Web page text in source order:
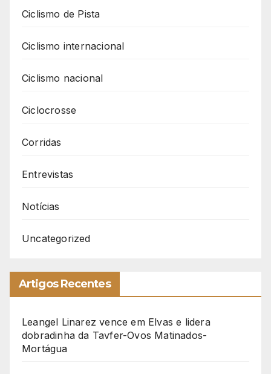
Ciclismo de Pista
Ciclismo internacional
Ciclismo nacional
Ciclocrosse
Corridas
Entrevistas
Notícias
Uncategorized
Artigos Recentes
Leangel Linarez vence em Elvas e lidera
dobradinha da Tavfer-Ovos Matinados-
Mortágua